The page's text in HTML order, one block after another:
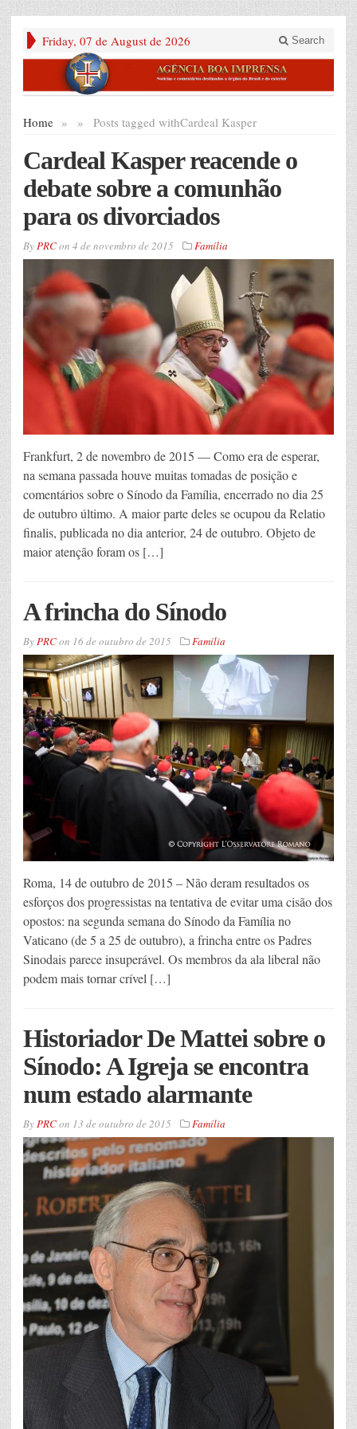
Friday, 07 de August de 2026 Search
Home » Posts tagged with
» Cardeal Kasper
Cardeal Kasper reacende o
debate sobre a comunhão
para os divorciados
ByPRCon 4 de novembro de 2015 Família
Frankfurt, 2 de novembro de 2015 — Como era de esperar,
na semana passada houve muitas tomadas de posição e
comentários sobre o Sínodo da Família, encerrado no dia 25
de outubro último. A maior parte deles se ocupou da Relatio
finalis, publicada no dia anterior, 24 de outubro. Objeto de
maior atenção foram os […]
A frincha do Sínodo
ByPRCon 16 de outubro de 2015 Família
Roma, 14 de outubro de 2015 – Não deram resultados os
esforços dos progressistas na tentativa de evitar uma cisão dos
opostos: na segunda semana do Sínodo da Família no
Vaticano (de 5 a 25 de outubro), a frincha entre os Padres
Sinodais parece insuperável. Os membros da ala liberal não
podem mais tornar crível […]
Historiador De Mattei sobre o
Sínodo: A Igreja se encontra
num estado alarmante
ByPRCon 13 de outubro de 2015 Família